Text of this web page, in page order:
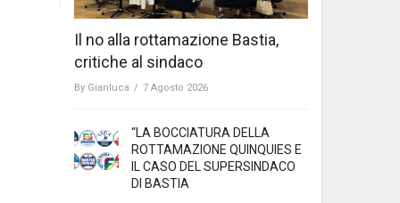
Il no alla rottamazione Bastia,
critiche al sindaco
By Gianluca / 7 Agosto 2026
“LA BOCCIATURA DELLA
ROTTAMAZIONE QUINQUIES E
IL CASO DEL SUPERSINDACO
DI BASTIA